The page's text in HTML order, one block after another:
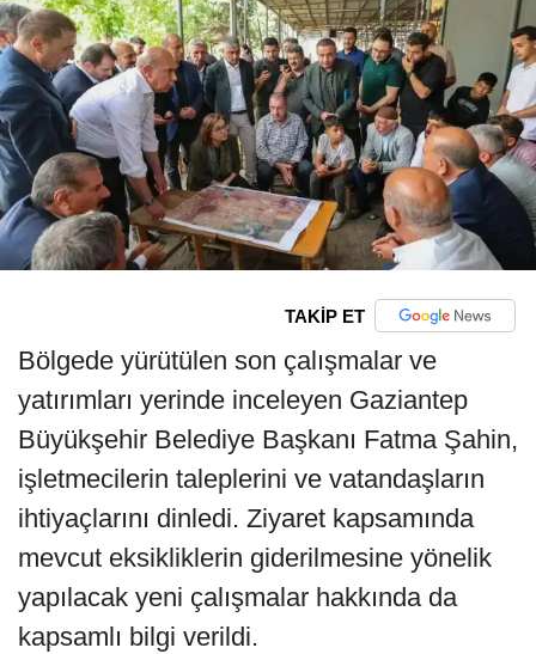
TAKİP ET
Bölgede yürütülen son çalışmalar ve
yatırımları yerinde inceleyen Gaziantep
Büyükşehir Belediye Başkanı Fatma Şahin,
işletmecilerin taleplerini ve vatandaşların
ihtiyaçlarını dinledi. Ziyaret kapsamında
mevcut eksikliklerin giderilmesine yönelik
yapılacak yeni çalışmalar hakkında da
kapsamlı bilgi verildi.